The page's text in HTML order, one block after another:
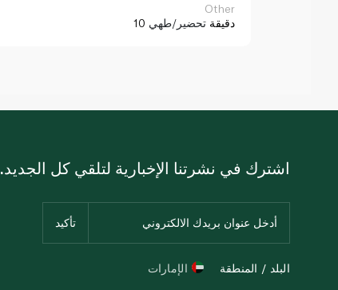
Other
10 دقيقة تحضير/طهي
اشترك في نشرتنا الإخبارية لتلقي كل الجديد.
البلد / المنطقة الإمارات